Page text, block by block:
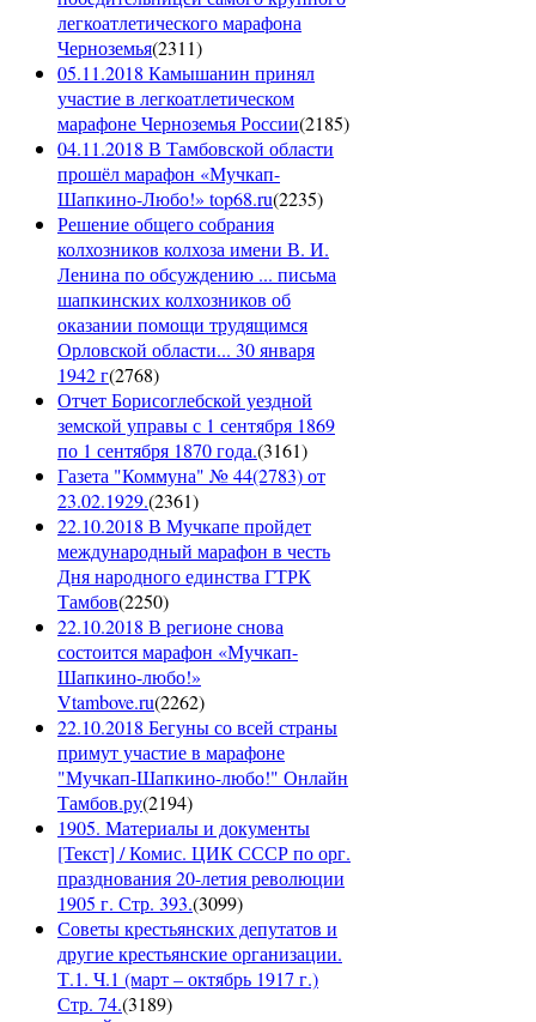
легкоатлетического марафона
Черноземья(2311)
05.11.2018 Камышанин принял
участие в легкоатлетическом
марафоне Черноземья России(2185)
04.11.2018 В Тамбовской области
прошёл марафон «Мучкап-
Шапкино-Любо!» top68.ru(2235)
Решение общего собрания
колхозников колхоза имени В. И.
Ленина по обсуждению ... письма
шапкинских колхозников об
оказании помощи трудящимся
Орловской области... 30 января
1942 г(2768)
Отчет Борисоглебской уездной
земской управы с 1 сентября 1869
по 1 сентября 1870 года.(3161)
Газета "Коммуна" № 44(2783) от
23.02.1929.(2361)
22.10.2018 В Мучкапе пройдет
международный марафон в честь
Дня народного единства ГТРК
Тамбов(2250)
22.10.2018 В регионе снова
состоится марафон «Мучкап-
Шапкино-любо!»
Vtambove.ru(2262)
22.10.2018 Бегуны со всей страны
примут участие в марафоне
"Мучкап-Шапкино-любо!" Онлайн
Тамбов.ру(2194)
1905. Материалы и документы
[Текст] / Комис. ЦИК СССР по орг.
празднования 20-летия революции
1905 г. Стр. 393.(3099)
Советы крестьянских депутатов и
другие крестьянские организации.
Т.1. Ч.1 (март – октябрь 1917 г.)
Стр. 74.(3189)